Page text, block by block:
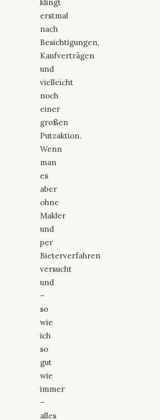
klingt
erstmal
nach
Besichtigungen,
Kaufverträgen
und
vielleicht
noch
einer
großen
Putzaktion.
Wenn
man
es
aber
ohne
Makler
und
per
Bieterverfahren
versucht
und
–
so
wie
ich
so
gut
wie
immer
–
alles